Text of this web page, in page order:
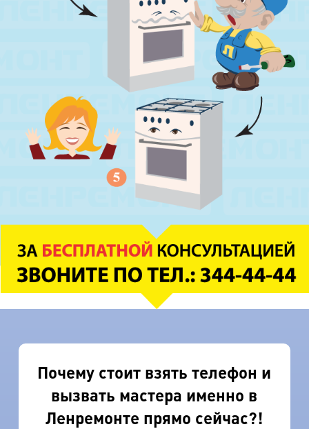
Почему стоит взять телефон и
вызвать мастера именно в
Ленремонте прямо сейчас?!